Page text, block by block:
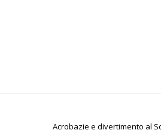
Acrobazie e divertimento al